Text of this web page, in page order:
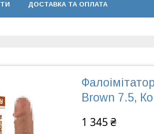
ДОСТАВКА ТА ОПЛАТА
Brown 7.5,
1 345 ₴